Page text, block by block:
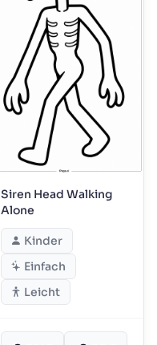
Siren Head Walking
Alone
Kinder
Einfach
Leicht